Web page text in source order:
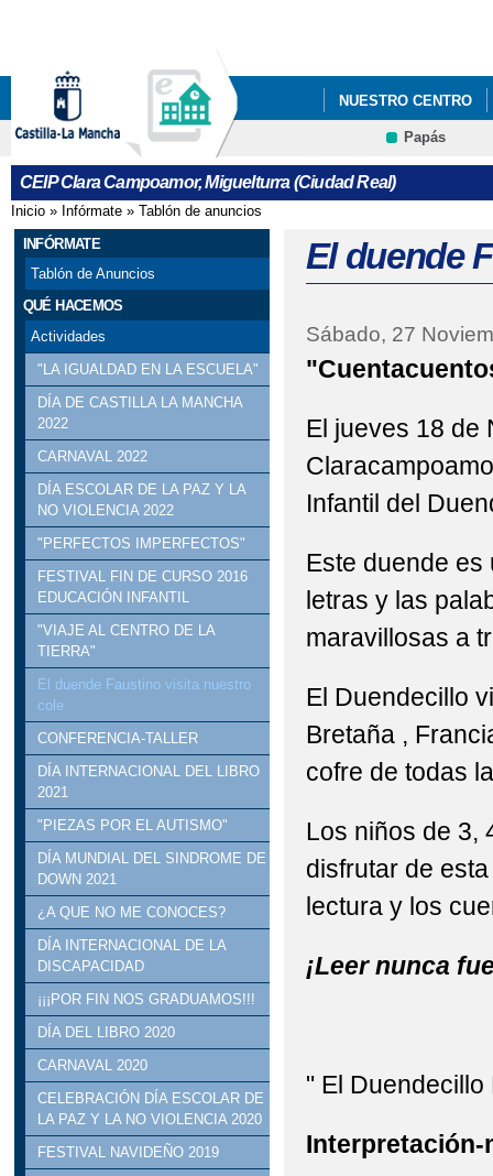
NUESTRO CENTRO
PROYECTO
Papás
CEIP Clara Campoamor, Miguelturra (Ciudad Real)
Se encuentra usted aquí
Inicio » Infórmate » Tablón de anuncios
INFÓRMATE
Tablón de Anuncios
QUÉ HACEMOS
Actividades
"LA IGUALDAD EN LA ESCUELA"
DÍA DE CASTILLA LA MANCHA
2022
CARNAVAL 2022
DÍA ESCOLAR DE LA PAZ Y LA
NO VIOLENCIA 2022
"PERFECTOS IMPERFECTOS"
FESTIVAL FIN DE CURSO 2016
EDUCACIÓN INFANTIL
"VIAJE AL CENTRO DE LA
TIERRA"
El duende Faustino visita nuestro
cole
CONFERENCIA-TALLER
DÍA INTERNACIONAL DEL LIBRO
2021
"PIEZAS POR EL AUTISMO"
DÍA MUNDIAL DEL SINDROME DE
DOWN 2021
¿A QUE NO ME CONOCES?
DÍA INTERNACIONAL DE LA
DISCAPACIDAD
¡¡¡POR FIN NOS GRADUAMOS!!!
DÍA DEL LIBRO 2020
CARNAVAL 2020
CELEBRACIÓN DÍA ESCOLAR DE
LA PAZ Y LA NO VIOLENCIA 2020
FESTIVAL NAVIDEÑO 2019
El duende
Sábado, 27
El jueves 18 de
Infantil del
Este duende es
letras y las
maravillosas a
El Duendecillo
Bretaña ,
cofre de todas
Los niños de 3,
disfrutar de
lectura y los
¡Leer nunca
" El
Interpretación-